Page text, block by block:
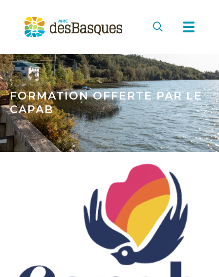
des
Basques
Recherche
FORMATION OFFERTE PAR LE
CAPAB